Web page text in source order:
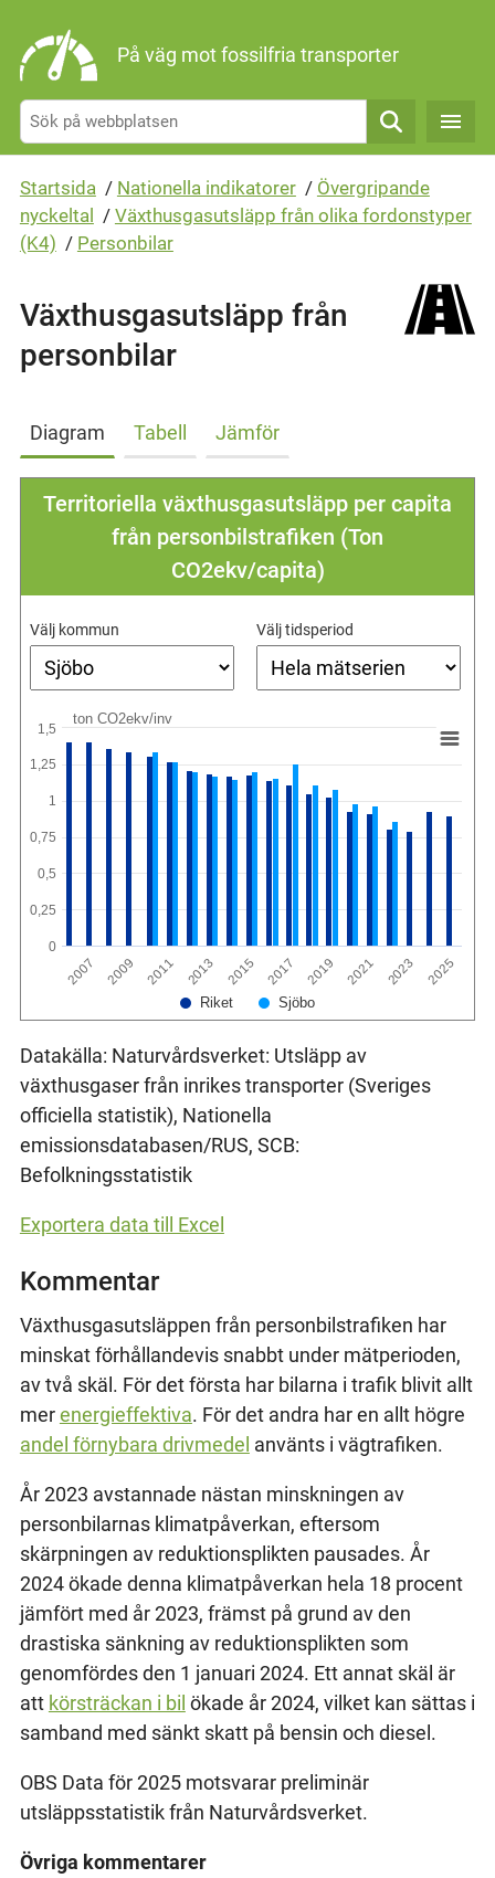
På väg mot fossilfria transporter
Sök
Startsida / Nationella indikatorer / Övergripande
nyckeltal / Växthusgasutsläpp från olika fordonstyper
(K4) / Personbilar
Växthusgasutsläpp från
personbilar
Diagram Tabell Jämför
Territoriella växthusgasutsläpp per capita
från personbilstrafiken (Ton
CO2ekv/capita)
Välj kommun Välj tidsperiod
ton CO2ekv/inv
Riket Sjöbo
2007 2009 2011 2013 2015 2017 2019 2021 2023 2025
0
0,25
0,5
0,75
1
1,25
1,5
Datakälla: Naturvårdsverket: Utsläpp av
växthusgaser från inrikes transporter (Sveriges
officiella statistik), Nationella
emissionsdatabasen/RUS, SCB:
Befolkningsstatistik
Exportera data till Excel
Kommentar
Växthusgasutsläppen från personbilstrafiken har
minskat förhållandevis snabbt under mätperioden,
av två skäl. För det första har bilarna i trafik blivit allt
merenergieffektiva. För det andra har en allt högre
andel förnybara drivmedel använts i vägtrafiken.
År 2023 avstannade nästan minskningen av
personbilarnas klimatpåverkan, eftersom
skärpningen av reduktionsplikten pausades. År
2024 ökade denna klimatpåverkan hela 18 procent
jämfört med år 2023, främst på grund av den
drastiska sänkning av reduktionsplikten som
genomfördes den 1 januari 2024. Ett annat skäl är
att körsträckan i bil ökade år 2024, vilket kan sättas i
samband med sänkt skatt på bensin och diesel.
OBS Data för 2025 motsvarar preliminär
utsläppsstatistik från Naturvårdsverket.
Övriga kommentarer